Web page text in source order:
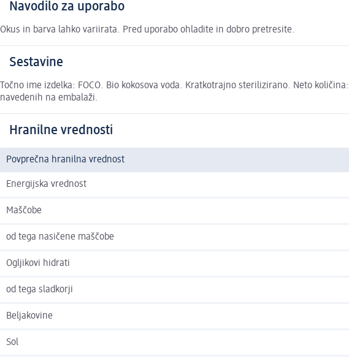
Navodilo za uporabo
Okus in barva lahko variirata. Pred uporabo ohladite in dobro pretresite.
Sestavine
Točno ime izdelka: FOCO. Bio kokosova voda. Kratkotrajno sterilizirano. Neto
navedenih na embalaži.
Hranilne vrednosti
Povprečna hranilna vrednost
Energijska vrednost
Maščobe
od tega nasičene maščobe
Ogljikovi hidrati
od tega sladkorji
Beljakovine
Sol